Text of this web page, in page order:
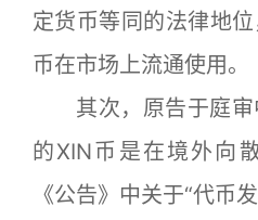
定货币等同的法律地
币在市场上流通使用。
其次，原告于庭审
的XIN币是在境外向
《公告》中关于“代币